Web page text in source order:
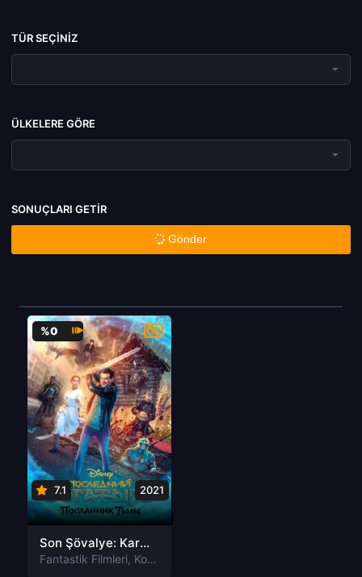
TÜR SEÇINIZ
ÜLKELERE GÖRE
SONUÇLARI GETIR
Gönder
%0
7.1 2021
Son Şövalye: Karanlığın Elçisi Türkçe Dublaj izle
Fantastik Filmleri, Komedi Filmleri